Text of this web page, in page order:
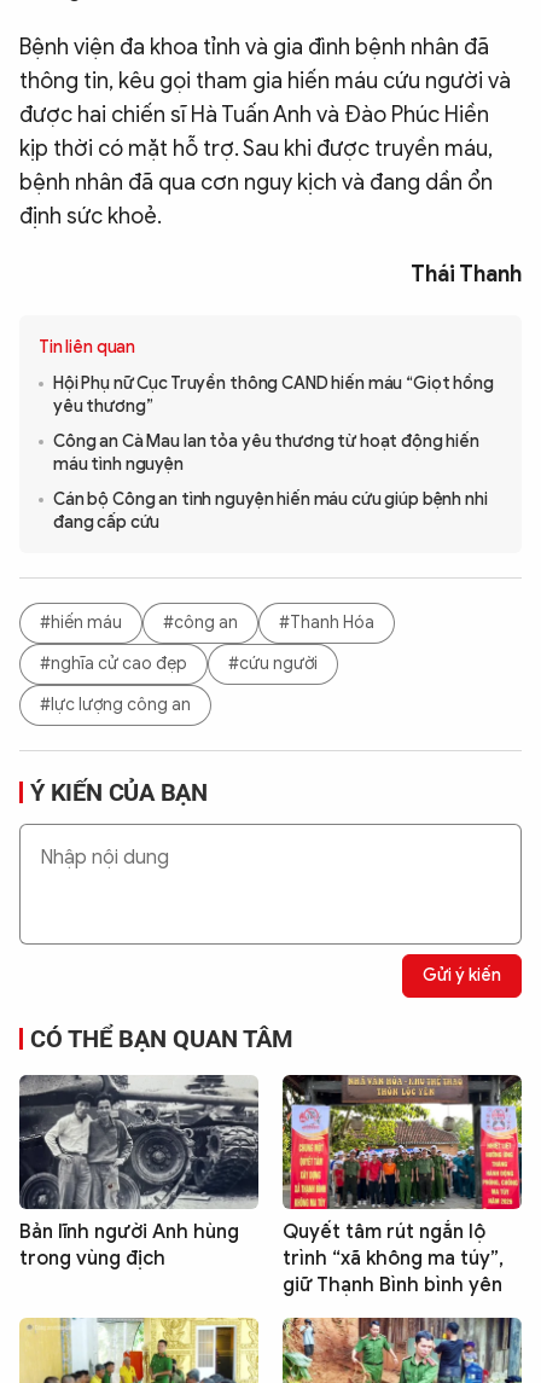
Bệnh viện đa khoa tỉnh và gia đình bệnh nhân đã
thông tin, kêu gọi tham gia hiến máu cứu người và
được hai chiến sĩ Hà Tuấn Anh và Đào Phúc Hiền
kịp thời có mặt hỗ trợ. Sau khi được truyền máu,
bệnh nhân đã qua cơn nguy kịch và đang dần ổn
định sức khoẻ.
Thái Thanh
Tin liên quan
Hội Phụ nữ Cục Truyền thông CAND hiến máu “Giọt hồng
yêu thương”
Công an Cà Mau lan tỏa yêu thương từ hoạt động hiến
máu tình nguyện
Cán bộ Công an tình nguyện hiến máu cứu giúp bệnh nhi
đang cấp cứu
#hiến máu #công an
#Thanh Hóa
#nghĩa cử cao đẹp
#cứu người
#lực lượng công an
Ý KIẾN CỦA BẠN
Gửi ý kiến
CÓ THỂ BẠN QUAN TÂM
Bản lĩnh người Anh hùng
trong vùng địch
Quyết tâm rút ngắn lộ
trình “xã không ma túy”,
giữ Thạnh Bình bình yên